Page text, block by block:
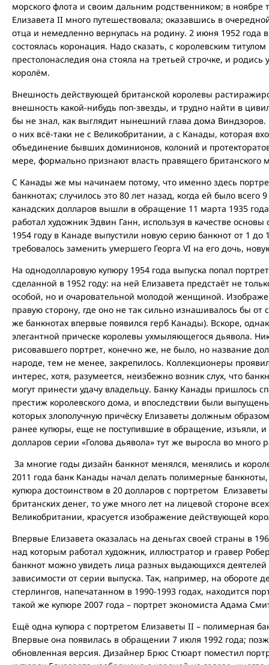
морского флота и своим дальним родственником; в ноябре
Елизавета II много путешествовала; оказавшись в
отца и немедленно вернулась на родину. 2 июня 1952 года
состоялась коронация. Надо сказать, с королевским
престолонаследия она стояла на третьей строчке, и
королём.
Внешность действующей британской королевы
внешность какой-нибудь поп-звезды, и трудно найти в
бы не знал, как выглядит нынешний глава дома
о них всё-таки не с Великобритании, а с Канады, которая
объединение бывших доминионов, колоний и
мере, формально признают власть правящего британского
С Канады же мы начинаем потому, что именно здесь
банкнотах; случилось это 80 лет назад, когда ей было
канадских долларов вышли в обращение 11 марта 1935
работал художник Эдвин Ганн, используя в качестве
1954 году в Канаде выпустили новую серию банкнот от 1 до
требовалось заменить умершего Георга VI на его дочь,
На однодолларовую купюру 1954 года выпуска попал
сделанной в 1952 году: на ней Елизавета предстаёт не
особой, но и очаровательной молодой женщиной.
правую сторону, где оно не так сильно изнашивалось бы
же банкнотах впервые появился герб Канады). Вскоре,
элегантной прическе королевы ухмыляющегося дьявола.
рисовавшего портрет, конечно же, не было, но название
народе, тем не менее, закрепилось. Коллекционеры
интерес, хотя, разумеется, неизбежно возник слух, что
могут принести удачу владельцу. Банку Канады пришлось
престиж королевского дома, и впоследствии были
которых злополучную причёску Елизаветы должным
ранее купюры, еще не поступившие в обращение, изъяли, и
долларов серии «Голова дьявола» тут же выросла во много
За многие годы дизайн банкнот менялся, менялись и
2011 года банк Канады начал делать полимерные
купюра достоинством в 20 долларов с портретом
британских денег, то уже много лет на лицевой стороне
Великобритании, красуется изображение действующей
Впервые Елизавета оказалась на деньгах своей страны в
над которым работал художник, иллюстратор и гравер
банкнот можно увидеть лица разных выдающихся
зависимости от серии выпуска. Так, например, на обороте
стерлингов, напечатанном в 1990-1993 годах, находится
такой же купюре 2007 года – портрет экономиста Адама
Ещё одна купюра с портретом Елизаветы II – полимерная
Впервые она появилась в обращении 7 июля 1992 года;
обновленная версия. Дизайнер Брюс Стюарт поместил